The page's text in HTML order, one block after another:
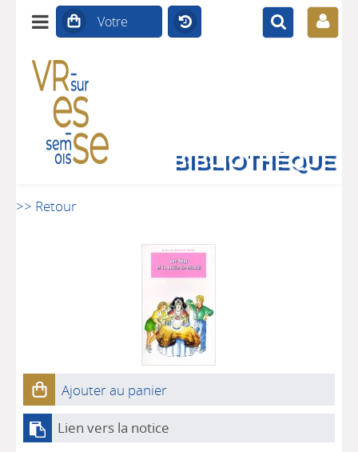
BIBLIOTHÈQUE
>> Retour
Ajouter au panier
Lien vers la notice